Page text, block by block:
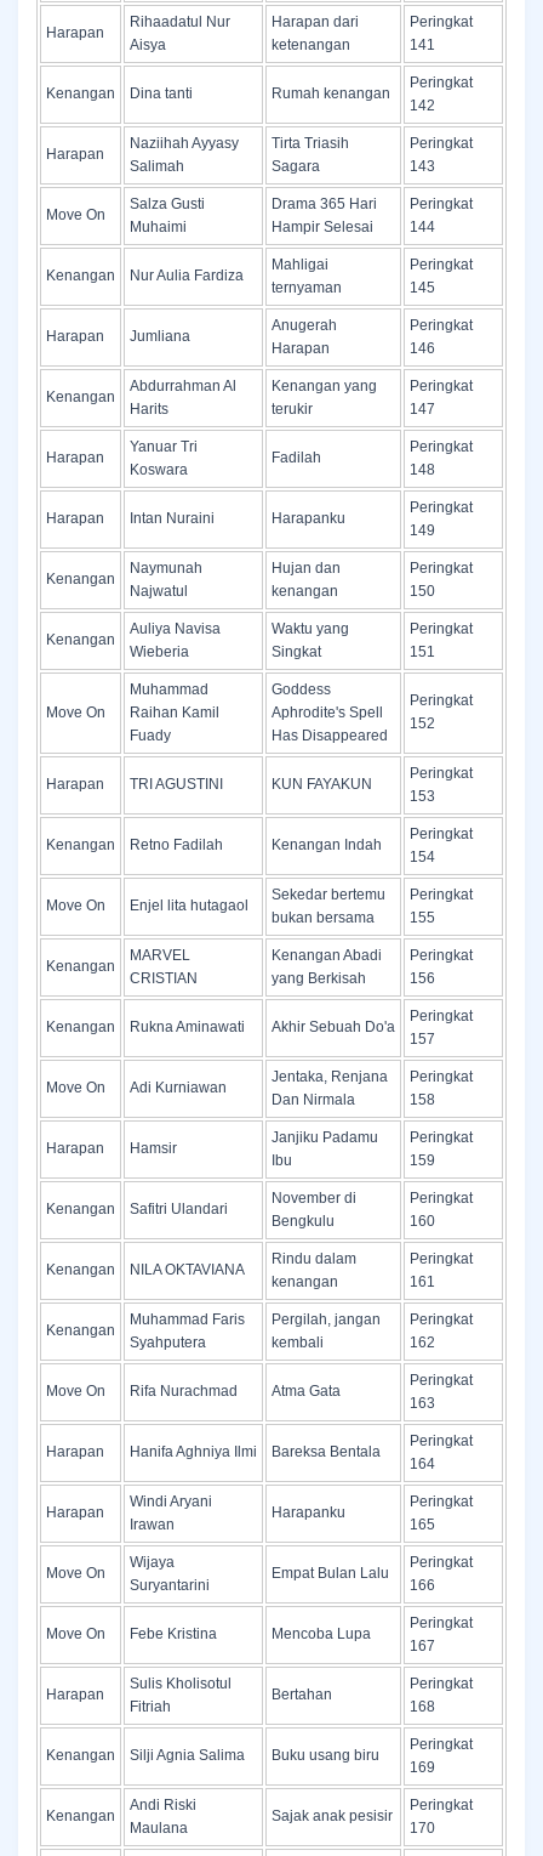
Harapan
Rihaadatul Nur
Aisya
Harapan dari
ketenangan
Peringkat
141
Kenangan Dina tanti Rumah kenangan
Peringkat
142
Harapan
Naziihah Ayyasy
Salimah
Tirta Triasih
Sagara
Peringkat
143
Move On
Salza Gusti
Muhaimi
Drama 365 Hari
Hampir Selesai
Peringkat
144
Kenangan Nur Aulia Fardiza
Mahligai
ternyaman
Peringkat
145
Harapan Jumliana
Anugerah
Harapan
Peringkat
146
Kenangan
Abdurrahman Al
Harits
Kenangan yang
terukir
Peringkat
147
Harapan
Yanuar Tri
Koswara
Fadilah
Peringkat
148
Harapan Intan Nuraini Harapanku
Peringkat
149
Kenangan
Naymunah
Najwatul
Hujan dan
kenangan
Peringkat
150
Kenangan
Auliya Navisa
Wieberia
Waktu yang
Singkat
Peringkat
151
Move On
Muhammad
Raihan Kamil
Fuady
Goddess
Aphrodite's Spell
Has Disappeared
Peringkat
152
Harapan TRI AGUSTINI KUN FAYAKUN
Peringkat
153
Kenangan Retno Fadilah Kenangan Indah
Peringkat
154
Move On Enjel lita hutagaol
Sekedar bertemu
bukan bersama
Peringkat
155
Kenangan
MARVEL
CRISTIAN
Kenangan Abadi
yang Berkisah
Peringkat
156
Kenangan Rukna Aminawati Akhir Sebuah Do'a
Peringkat
157
Move On Adi Kurniawan
Jentaka, Renjana
Dan Nirmala
Peringkat
158
Harapan Hamsir
Janjiku Padamu
Ibu
Peringkat
159
Kenangan Safitri Ulandari
November di
Bengkulu
Peringkat
160
Kenangan NILA OKTAVIANA
Rindu dalam
kenangan
Peringkat
161
Kenangan
Muhammad Faris
Syahputera
Pergilah, jangan
kembali
Peringkat
162
Move On Rifa Nurachmad Atma Gata
Peringkat
163
Harapan Hanifa Aghniya Ilmi Bareksa Bentala
Peringkat
164
Harapan
Windi Aryani
Irawan
Harapanku
Peringkat
165
Move On
Wijaya
Suryantarini
Empat Bulan Lalu
Peringkat
166
Move On Febe Kristina Mencoba Lupa
Peringkat
167
Harapan
Sulis Kholisotul
Fitriah
Bertahan
Peringkat
168
Kenangan Silji Agnia Salima Buku usang biru
Peringkat
169
Kenangan
Andi Riski
Maulana
Sajak anak pesisir
Peringkat
170